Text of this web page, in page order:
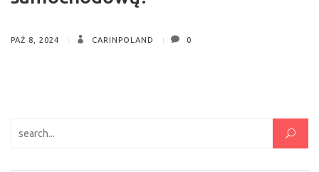
PAŹ 8, 2024 CARINPOLAND 0